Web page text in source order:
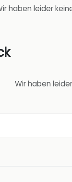
haben leider
Wir haben